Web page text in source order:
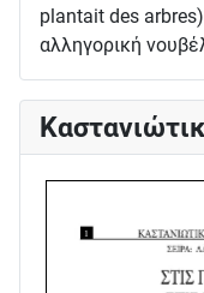
plantait des
αλληγορική